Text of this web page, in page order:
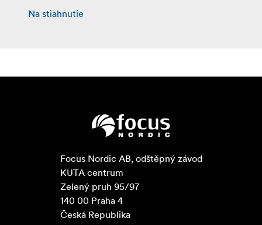
Na stiahnutie
Focus Nordic AB, odštěpný závod
KUTA centrum
Zelený pruh 95/97
140 00 Praha 4
Česká Republika